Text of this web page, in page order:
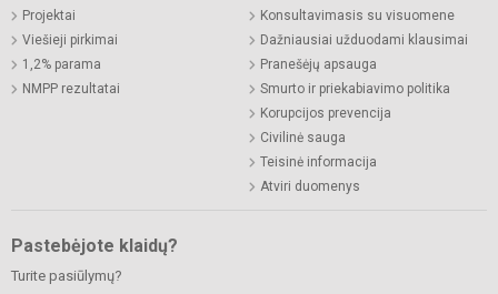
Projektai
Viešieji pirkimai
1,2% parama
NMPP rezultatai
Konsultavimasis su visuomene
Dažniausiai užduodami klausimai
Pranešėjų apsauga
Smurto ir priekabiavimo politika
Korupcijos prevencija
Civilinė sauga
Teisinė informacija
Atviri duomenys
Pastebėjote klaidų?
Turite pasiūlymų?